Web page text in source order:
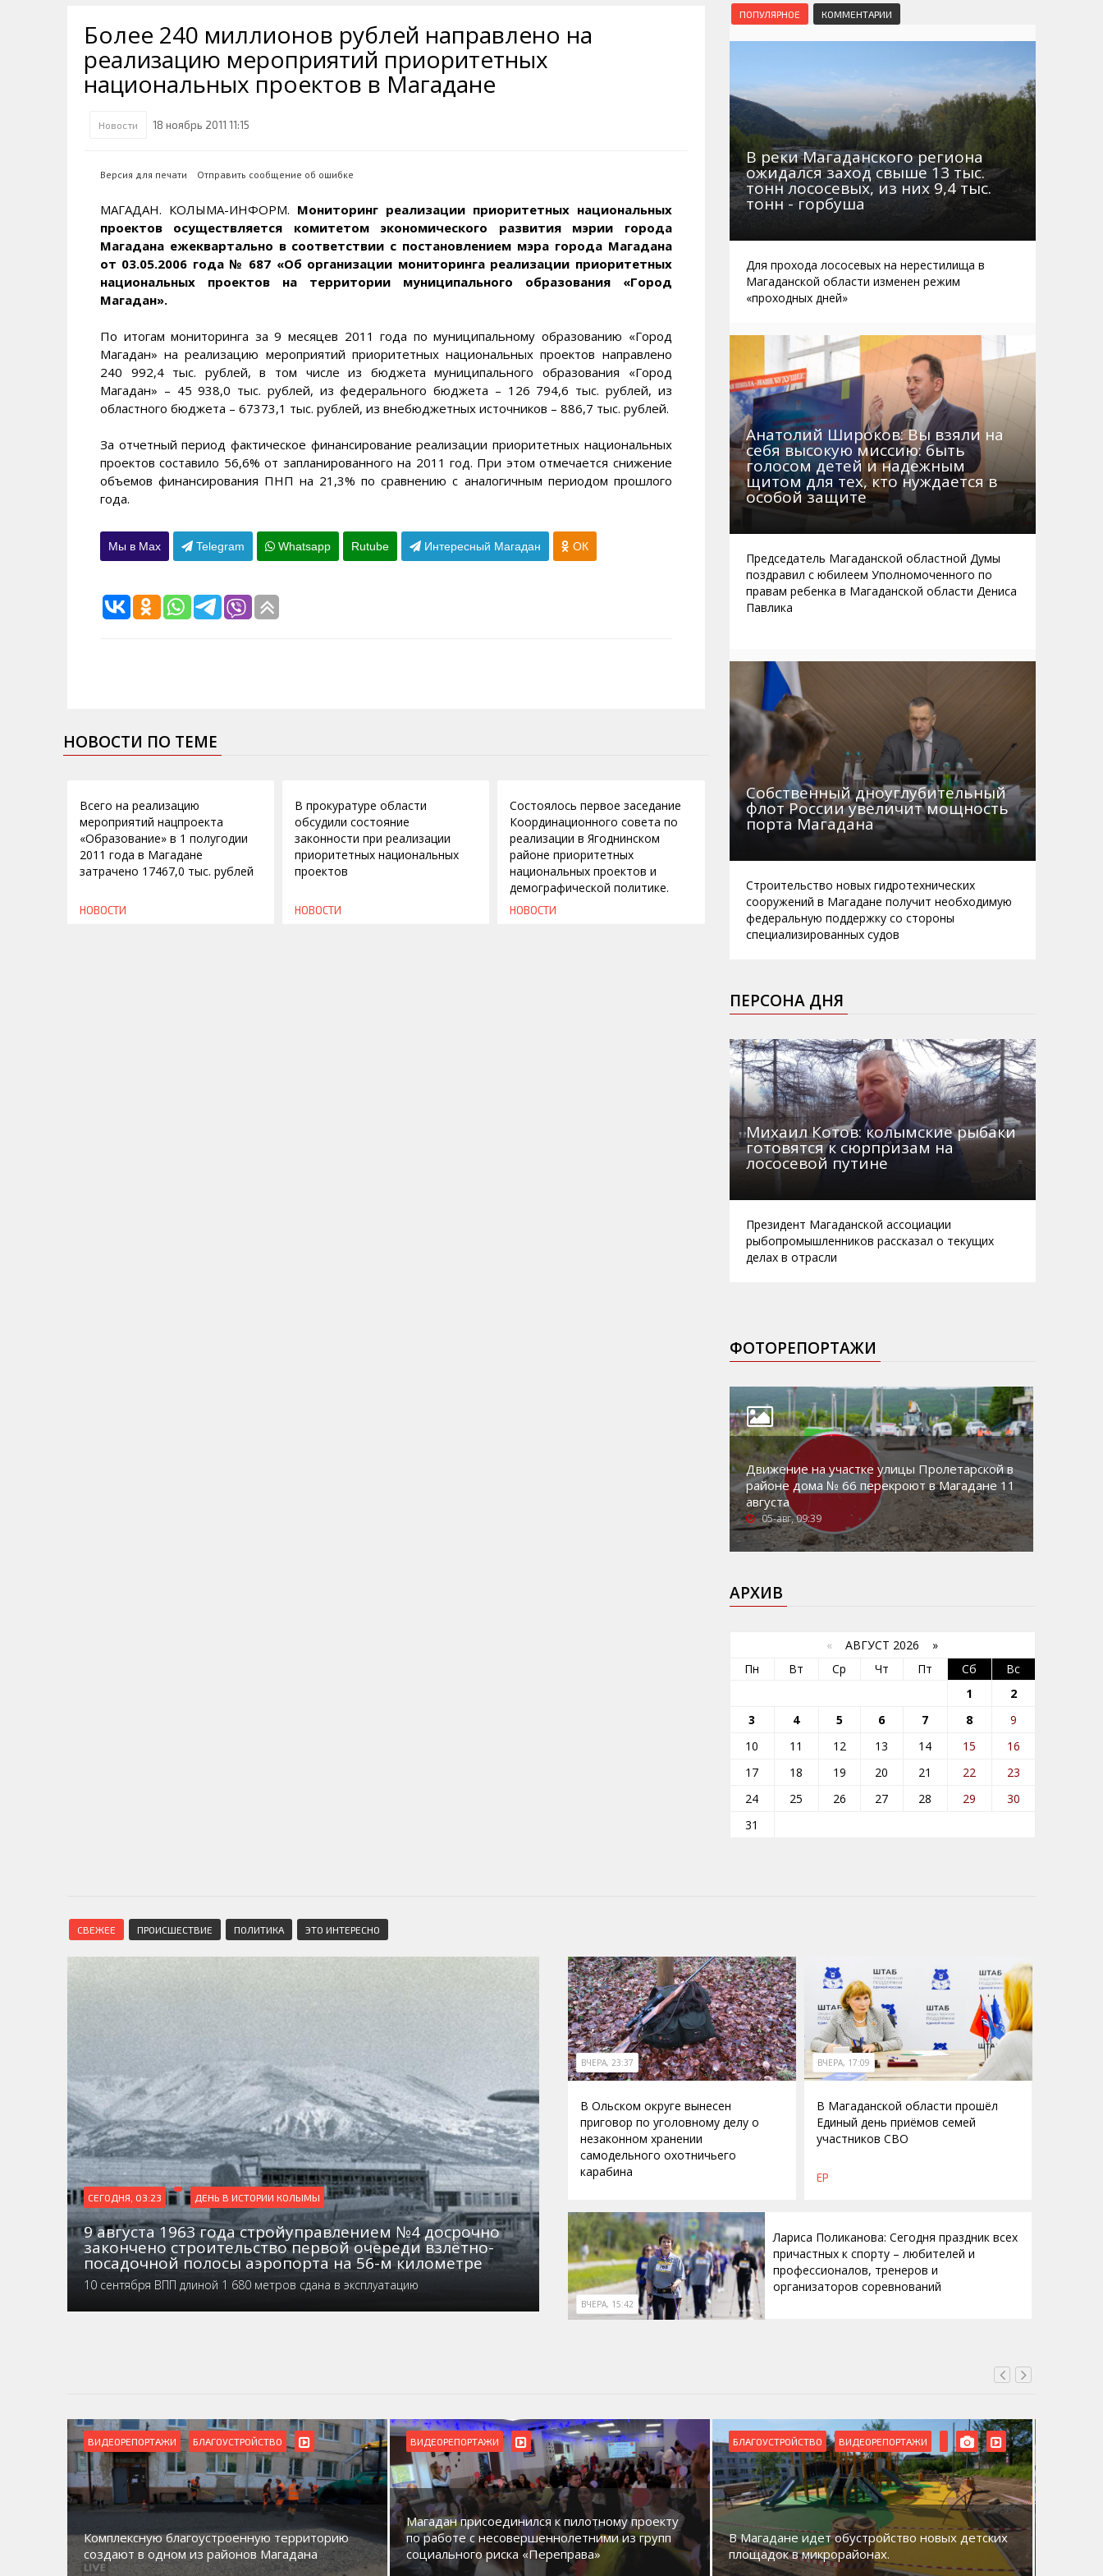
Их надо знать. Галерея славы
Достопримечательности
Магадана и области
Туристическик маршруты
Песни о Колыме
Хранители экрана. Заставки
Онлайн вебкамеры в Магадане
3D районы города
Маршруты. Улицы, остановки
Автобусы Магадан – Аэропорт
Таблица приливов отливов
Наркоте нет
Аэропорт Магадан
Полицейских не бить
Сельское хозяйство
Визит
Благоустройство
Ипотека
Косторезы Магадана
Мошенники
Интернет
Браконьеры
Более 240 миллионов рублей направлено на
реализацию мероприятий приоритетных
национальных проектов в Магадане
Новости 18 ноябрь 2011 11:15
Версия для печати Отправить сообщение об ошибке
МАГАДАН. КОЛЫМА-ИНФОРМ. Мониторинг реализации приоритетных национальных
проектов осуществляется комитетом экономического развития мэрии города
Магадана ежеквартально в соответствии с постановлением мэра города Магадана
от 03.05.2006 года № 687 «Об организации мониторинга реализации приоритетных
национальных проектов на территории муниципального образования «Город
Магадан».
По итогам мониторинга за 9 месяцев 2011 года по муниципальному образованию «Город
Магадан» на реализацию мероприятий приоритетных национальных проектов направлено
240 992,4 тыс. рублей, в том числе из бюджета муниципального образования «Город
Магадан» – 45 938,0 тыс. рублей, из федерального бюджета – 126 794,6 тыс. рублей, из
областного бюджета – 67373,1 тыс. рублей, из внебюджетных источников – 886,7 тыс. рублей.
За отчетный период фактическое финансирование реализации приоритетных национальных
проектов составило 56,6% от запланированного на 2011 год. При этом отмечается снижение
объемов финансирования ПНП на 21,3% по сравнению с аналогичным периодом прошлого
года.
Мы в Max Telegram Whatsapp Rutube Интересный Магадан ОК
НОВОСТИ ПО ТЕМЕ
Всего на реализацию
мероприятий нацпроекта
«Образование» в 1 полугодии
2011 года в Магадане
затрачено 17467,0 тыс. рублей
НОВОСТИ
В прокуратуре области
обсудили состояние
законности при реализации
приоритетных национальных
проектов
НОВОСТИ
Состоялось первое заседание
Координационного совета по
реализации в Ягоднинском
районе приоритетных
национальных проектов и
демографической политике.
НОВОСТИ
ПОПУЛЯРНОЕ КОММЕНТАРИИ
В реки Магаданского региона
ожидался заход свыше 13 тыс.
тонн лососевых, из них 9,4 тыс.
тонн - горбуша
Для прохода лососевых на нерестилища в
Магаданской области изменен режим
«проходных дней»
Анатолий Широков: Вы взяли на
себя высокую миссию: быть
голосом детей и надежным
щитом для тех, кто нуждается в
особой защите
Председатель Магаданской областной Думы
поздравил с юбилеем Уполномоченного по
правам ребенка в Магаданской области Дениса
Павлика
Собственный дноуглубительный
флот России увеличит мощность
порта Магадана
Строительство новых гидротехнических
сооружений в Магадане получит необходимую
федеральную поддержку со стороны
специализированных судов
ПЕРСОНА ДНЯ
Михаил Котов: колымские рыбаки
готовятся к сюрпризам на
лососевой путине
Президент Магаданской ассоциации
рыбопромышленников рассказал о текущих
делах в отрасли
ФОТОРЕПОРТАЖИ
Движение на участке улицы Пролетарской в
районе дома № 66 перекроют в Магадане 11
августа
05-авг, 09:39
АРХИВ
« АВГУСТ 2026 »
Пн
Вт Ср Чт Пт Сб
Вс
1
2
3
4 5 6 7 8
9
10
11 12 13 14 15
16
17
18 19 20 21 22
23
24
25 26 27 28 29
30
31
СВЕЖЕЕ ПРОИСШЕСТВИЕ ПОЛИТИКА ЭТО ИНТЕРЕСНО
СЕГОДНЯ, 03:23 ДЕНЬ В ИСТОРИИ КОЛЫМЫ
9 августа 1963 года стройуправлением №4 досрочно
закончено строительство первой очереди взлётно-
посадочной полосы аэропорта на 56-м километре
10 сентября ВПП длиной 1 680 метров сдана в эксплуатацию
ВЧЕРА, 23:37
В Ольском округе вынесен
приговор по уголовному делу о
незаконном хранении
самодельного охотничьего
карабина
ВЧЕРА, 17:09
В Магаданской области прошёл
Единый день приёмов семей
участников СВО
ЕР
ВЧЕРА, 15:42
Лариса Поликанова: Сегодня праздник всех
причастных к спорту – любителей и
профессионалов, тренеров и
организаторов соревнований
ВИДЕОРЕПОРТАЖИ БЛАГОУСТРОЙСТВО
Комплексную благоустроенную территорию
создают в одном из районов Магадана
ВИДЕОРЕПОРТАЖИ
Магадан присоединился к пилотному проекту
по работе с несовершеннолетними из групп
социального риска «Переправа»
БЛАГОУСТРОЙСТВО ВИДЕОРЕПОРТАЖИ
В Магадане идет обустройство новых детских
площадок в микрорайонах.